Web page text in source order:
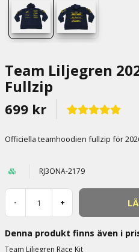
Team Liljegren
Fullzip
699 kr
Officiella teamhoodien fullzip för
RJ3ONA-2179
- +
Denna produkt finns även i
Team Liljegren Race Kit